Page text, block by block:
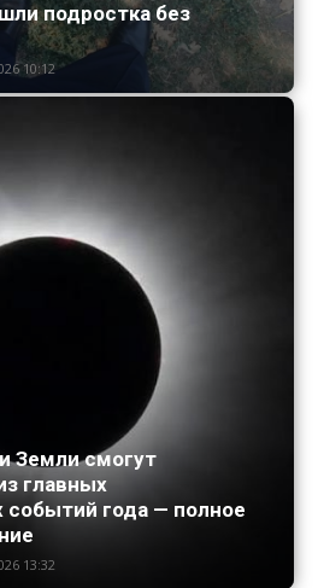
подростка без
10:12
Земли смогут
главных
событий года — полное
13:32